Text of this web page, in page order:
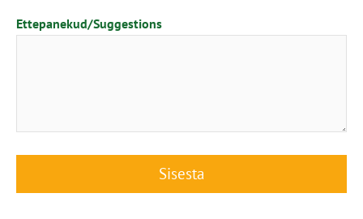
Ettepanekud/Suggestions